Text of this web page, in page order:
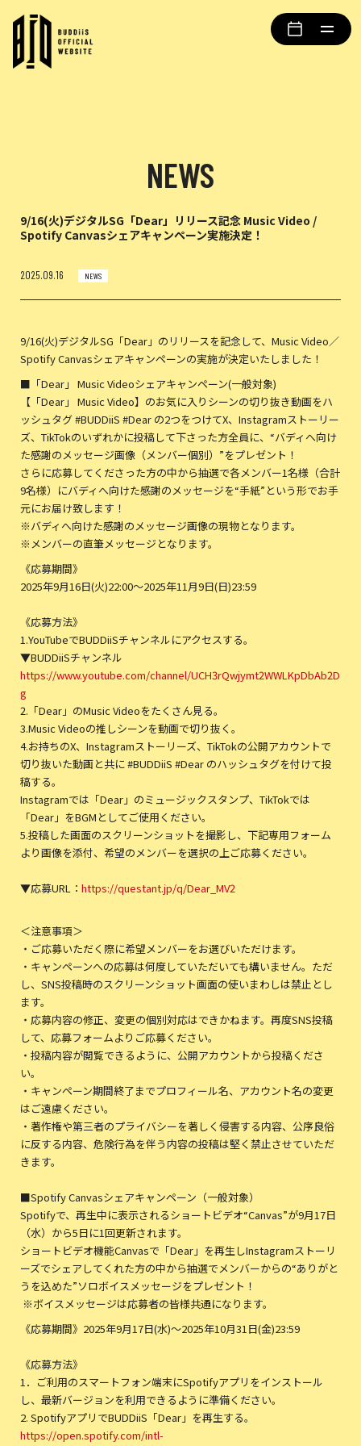
NEWS
9/16(火)デジタルSG「Dear」リリース記念 Music Video /
Spotify Canvasシェアキャンペーン実施決定！
2025.09.16 NEWS
9/16(火)デジタルSG「Dear」のリリースを記念して、Music Video／
Spotify Canvasシェアキャンペーンの実施が決定いたしました！
■「Dear」 Music Videoシェアキャンペーン(一般対象)
【「Dear」 Music Video】のお気に入りシーンの切り抜き動画をハ
ッシュタグ #BUDDiiS #Dear の2つをつけてX、Instagramストーリー
ズ、TikTokのいずれかに投稿して下さった方全員に、“バディへ向け
た感謝のメッセージ画像（メンバー個別）”をプレゼント！
さらに応募してくださった方の中から抽選で各メンバー1名様（合計
9名様）にバディへ向けた感謝のメッセージを“手紙”という形でお手
元にお届け致します！
※バディへ向けた感謝のメッセージ画像の現物となります。
※メンバーの直筆メッセージとなります。
《応募期間》
2025年9月16日(火)22:00〜2025年11月9日(日)23:59
《応募方法》
1.YouTubeでBUDDiiSチャンネルにアクセスする。
▼BUDDiiSチャンネル
https://www.youtube.com/channel/UCH3rQwjymt2WWLKpDbAb2D
g
2.「Dear」のMusic Videoをたくさん見る。
3.Music Videoの推しシーンを動画で切り抜く。
4.お持ちのX、Instagramストーリーズ、TikTokの公開アカウントで
切り抜いた動画と共に #BUDDiiS #Dear のハッシュタグを付けて投
稿する。
Instagramでは「Dear」のミュージックスタンプ、TikTokでは
「Dear」をBGMとしてご使用ください。
5.投稿した画面のスクリーンショットを撮影し、下記専用フォーム
より画像を添付、希望のメンバーを選択の上ご応募ください。
▼応募URL： https://questant.jp/q/Dear_MV2
＜注意事項＞
・ご応募いただく際に希望メンバーをお選びいただけます。
・キャンペーンへの応募は何度していただいても構いません。ただ
し、SNS投稿時のスクリーンショット画面の使いまわしは禁止とし
ます。
・応募内容の修正、変更の個別対応はできかねます。再度SNS投稿
して、応募フォームよりご応募ください。
・投稿内容が閲覧できるように、公開アカウントから投稿くださ
い。
・キャンペーン期間終了までプロフィール名、アカウント名の変更
はご遠慮ください。
・著作権や第三者のプライバシーを著しく侵害する内容、公序良俗
に反する内容、危険行為を伴う内容の投稿は堅く禁止させていただ
きます。
■Spotify Canvasシェアキャンペーン（一般対象）
Spotifyで、再生中に表示されるショートビデオ“Canvas”が9月17日
（水）から5日に1回更新されます。
ショートビデオ機能Canvasで「Dear」を再生しInstagramストーリ
ーズでシェアしてくれた方の中から抽選でメンバーからの“ありがと
うを込めた”ソロボイスメッセージをプレゼント！
※ボイスメッセージは応募者の皆様共通になります。
《応募期間》2025年9月17日(水)〜2025年10月31日(金)23:59
《応募方法》
1．ご利用のスマートフォン端末にSpotifyアプリをインストール
し、最新バージョンを利用できるように準備ください。
2. SpotifyアプリでBUDDiiS「Dear」を再生する。
https://open.spotify.com/intl-